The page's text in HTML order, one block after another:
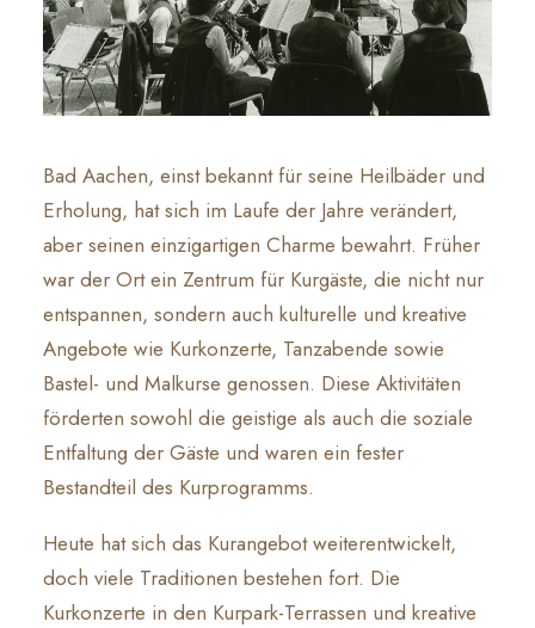
Bad Aachen, einst bekannt für seine Heilbäder und
Erholung, hat sich im Laufe der Jahre verändert,
aber seinen einzigartigen Charme bewahrt. Früher
war der Ort ein Zentrum für Kurgäste, die nicht nur
entspannen, sondern auch kulturelle und kreative
Angebote wie Kurkonzerte, Tanzabende sowie
Bastel- und Malkurse genossen. Diese Aktivitäten
förderten sowohl die geistige als auch die soziale
Entfaltung der Gäste und waren ein fester
Bestandteil des Kurprogramms.
Heute hat sich das Kurangebot weiterentwickelt,
doch viele Traditionen bestehen fort. Die
Kurkonzerte in den Kurpark-Terrassen und kreative